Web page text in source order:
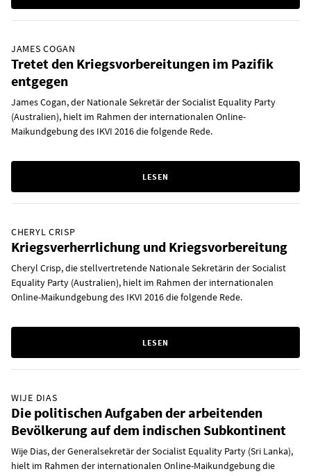
JAMES COGAN
Tretet den Kriegsvorbereitungen im Pazifik
entgegen
James Cogan, der Nationale Sekretär der Socialist Equality Party
(Australien), hielt im Rahmen der internationalen Online-
Maikundgebung des IKVI 2016 die folgende Rede.
LESEN
CHERYL CRISP
Kriegsverherrlichung und Kriegsvorbereitung
Cheryl Crisp, die stellvertretende Nationale Sekretärin der Socialist
Equality Party (Australien), hielt im Rahmen der internationalen
Online-Maikundgebung des IKVI 2016 die folgende Rede.
LESEN
WIJE DIAS
Die politischen Aufgaben der arbeitenden
Bevölkerung auf dem indischen Subkontinent
Wije Dias, der Generalsekretär der Socialist Equality Party (Sri Lanka),
hielt im Rahmen der internationalen Online-Maikundgebung die